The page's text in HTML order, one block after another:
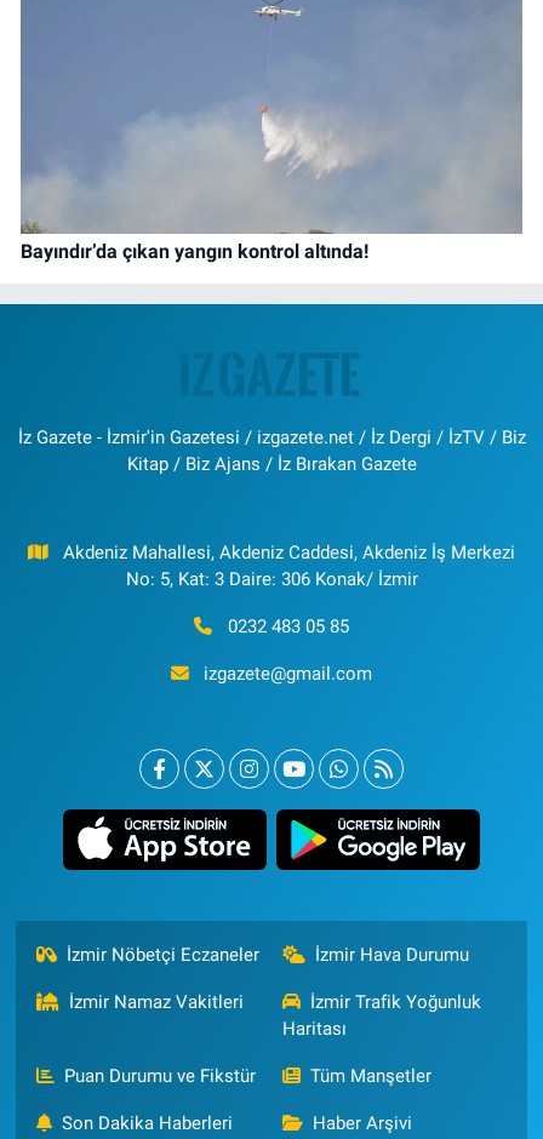
Bayındır’da çıkan yangın kontrol altında!
İz Gazete - İzmir'in Gazetesi / izgazete.net / İz Dergi / İzTV / Biz
Kitap / Biz Ajans / İz Bırakan Gazete
Akdeniz Mahallesi, Akdeniz Caddesi, Akdeniz İş Merkezi
No: 5, Kat: 3 Daire: 306 Konak/ İzmir
0232 483 05 85
izgazete@gmail.com
İzmir Nöbetçi Eczaneler İzmir Hava Durumu
İzmir Namaz Vakitleri
İzmir Trafik Yoğunluk
Haritası
Puan Durumu ve Fikstür Tüm Manşetler
Son Dakika Haberleri Haber Arşivi